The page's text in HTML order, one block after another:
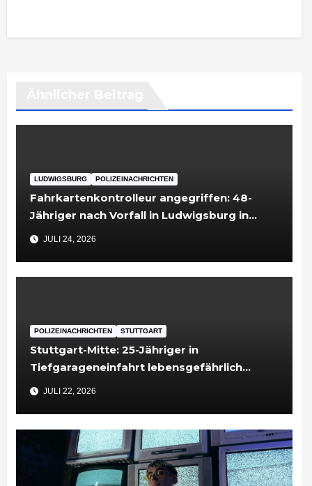
LUDWIGSBURG POLIZEINACHRICHTEN
Fahrkartenkontrolleur angegriffen: 48-
Jähriger nach Vorfall in Ludwigsburg in
Untersuchungshaft
JULI 24, 2026
POLIZEINACHRICHTEN STUTTGART
Stuttgart-Mitte: 25-Jähriger in
Tiefgarageneinfahrt lebensgefährlich
verletzt
JULI 22, 2026